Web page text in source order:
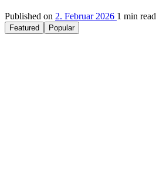
Published on 2. Februar 2026 1 min read
Featured Popular